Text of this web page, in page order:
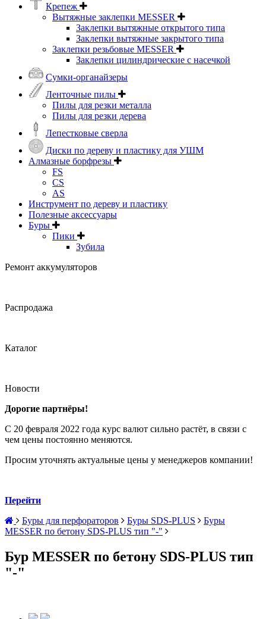
Крепеж
Вытяжные заклепки MESSER
Заклепки вытяжные открытого типа
Заклепки вытяжные закрытого типа
Заклепки резьбовые MESSER
Заклепки цилиндрические с насечкой
Сумки-органайзеры
Ленточные пилы
Пилы для резки металла
Пилы для резки дерева
Лепестковые сверла
Диски по дереву и пластику для УШМ
Алмазные борфрезы
FS
CS
AS
Инструмент по дереву и пластику
Полезные аксессуары
Буры
Пики
Зубила
Ремонт аккумуляторов
Распродажа
Каталог
Новости
Дорогие партнёры!
С 20 февраля 2022 года курс валют сильно растёт, в связи с
чем цены постоянно меняются.
Просим уточнять актуальные цены у менеджеров компании!
Перейти
Буры для перфораторов
Буры SDS-PLUS
Буры
MESSER по бетону SDS-PLUS тип "-"
Бур MESSER по бетону SDS-PLUS тип
"-"